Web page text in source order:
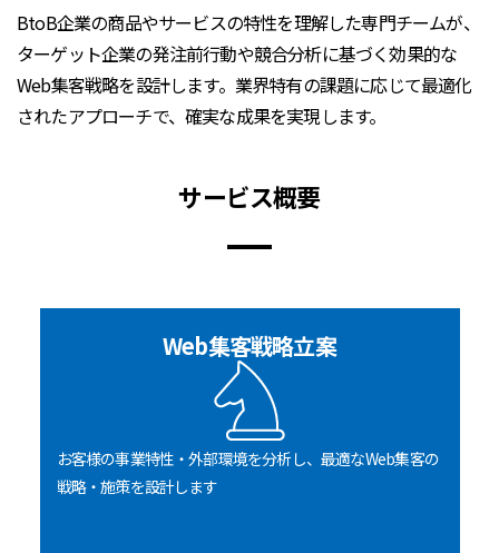
BtoB企業の商品やサービスの特性を理解した専門チームが、
ターゲット企業の発注前行動や競合分析に基づく効果的な
Web集客戦略を設計します。業界特有の課題に応じて最適化
されたアプローチで、確実な成果を実現します。
サービス概要
Web集客戦略立案
お客様の事業特性・外部環境を分析し、最適なWeb集客の
戦略・施策を設計します